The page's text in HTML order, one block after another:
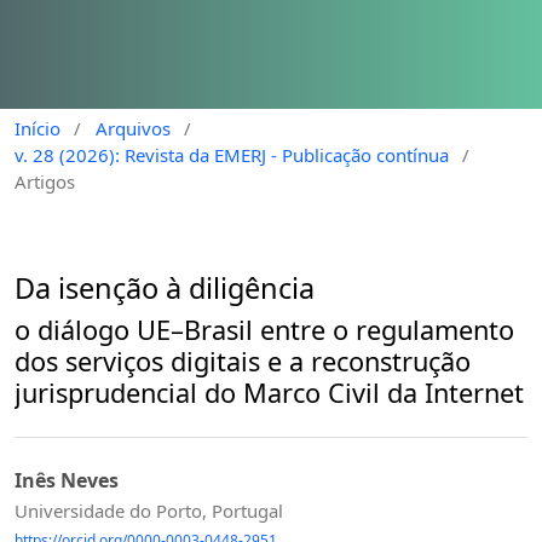
Início / Arquivos /
v. 28 (2026): Revista da EMERJ - Publicação contínua /
Artigos
Da isenção à diligência
o diálogo UE–Brasil entre o regulamento
dos serviços digitais e a reconstrução
jurisprudencial do Marco Civil da Internet
Inês Neves
Universidade do Porto, Portugal